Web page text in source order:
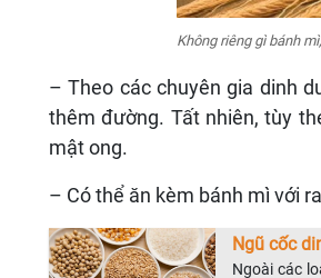
Không riêng gì bánh
– Theo các chuyên gia dinh
thêm đường. Tất nhiên, tùy
mật ong.
– Có thể ăn kèm bánh mì với
Ngũ cốc
Ngoài các